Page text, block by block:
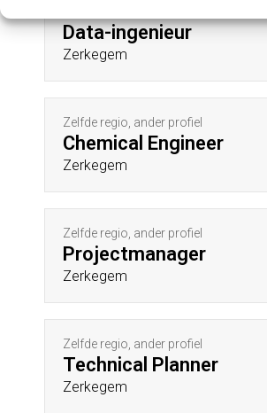
Data-ingenieur
Zerkegem
Zelfde regio, ander profiel
Chemical Engineer
Zerkegem
Zelfde regio, ander profiel
Projectmanager
Zerkegem
Zelfde regio, ander profiel
Technical Planner
Zerkegem